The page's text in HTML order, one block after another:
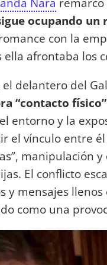
ocupando
con la
afrontaba los
delantero del
“contacto
entorno y la
el vínculo entre
manipulación
El conflicto
y mensajes
como una